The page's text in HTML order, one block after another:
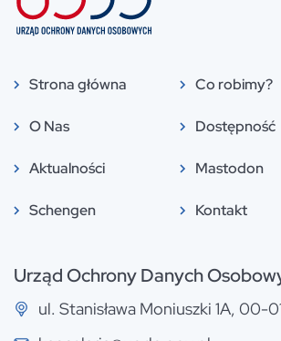
Strona główna
O Nas
Aktualności
Schengen
Co robimy?
Dostępność
Mastodon
Kontakt
Urząd Ochrony Danych
ul. Stanisława Moniuszki 1A, 00-